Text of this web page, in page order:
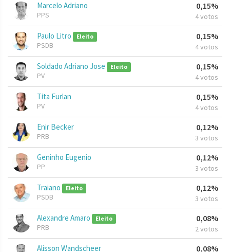
Marcelo Adriano
PPS
0,15%
4 votos
Paulo Litro Eleito
PSDB
0,15%
4 votos
Soldado Adriano Jose Eleito
PV
0,15%
4 votos
Tita Furlan
PV
0,15%
4 votos
Enir Becker
PRB
0,12%
3 votos
Geninho Eugenio
PP
0,12%
3 votos
Traiano Eleito
PSDB
0,12%
3 votos
Alexandre Amaro Eleito
PRB
0,08%
2 votos
Alisson Wandscheer 0,08%